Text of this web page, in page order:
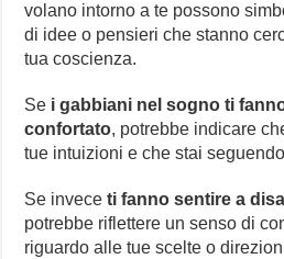
volano intorno a te possono
di idee o pensieri che stanno
tua coscienza.
Se i gabbiani nel sogno ti
confortato, potrebbe indicare
tue intuizioni e che stai
Se inveceti fanno sentire a
potrebbe riflettere un senso di
riguardo alle tue scelte o